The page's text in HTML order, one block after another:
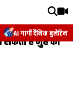
AI गार्गी दैनिक बुलेटिन
से टला बड़ा हादसा.
सकता है मुंह का